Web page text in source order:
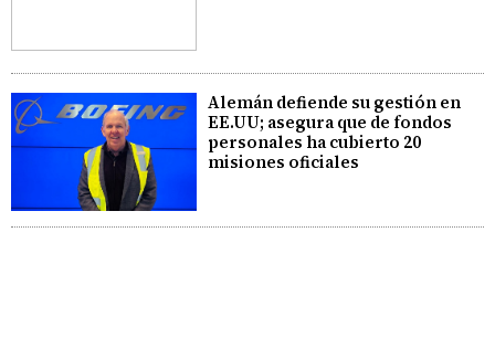
Alemán defiende su gestión en
EE.UU; asegura que de fondos
personales ha cubierto 20
misiones oficiales